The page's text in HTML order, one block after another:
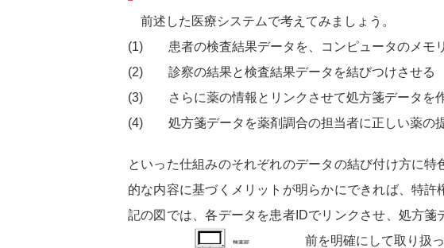
前述した医療システムで考えてみましょう。
(1) 患者の検査結果データを、コンピュータのメモ
(2) 診察の結果と検査結果データを結びつけさせる
(3) さらに薬の情報とリンクさせて処方箋データを
(4) 処方箋データを薬剤調合の担当者に正しい薬の
といった仕組みのそれぞれのデータの結び付け方に
的な内容に基づくメリットが明らかにできれば、特
記の図では、各データを患者IDでリンクさせ、処方箋
前を明確にして取り扱